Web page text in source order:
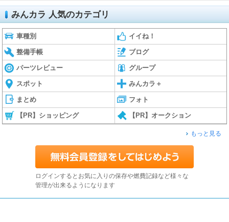
みんカラ 人気のカテゴリ
車種別 イイね！
整備手帳 ブログ
パーツレビュー グループ
スポット みんカラ＋
まとめ フォト
【PR】ショッピング 【PR】オークション
もっと見る
ログインするとお気に入りの保存や燃費記録など様々な
管理が出来るようになります